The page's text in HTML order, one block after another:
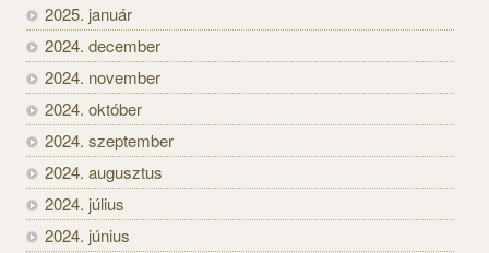
2025. január
2024. december
2024. november
2024. október
2024. szeptember
2024. augusztus
2024. július
2024. június